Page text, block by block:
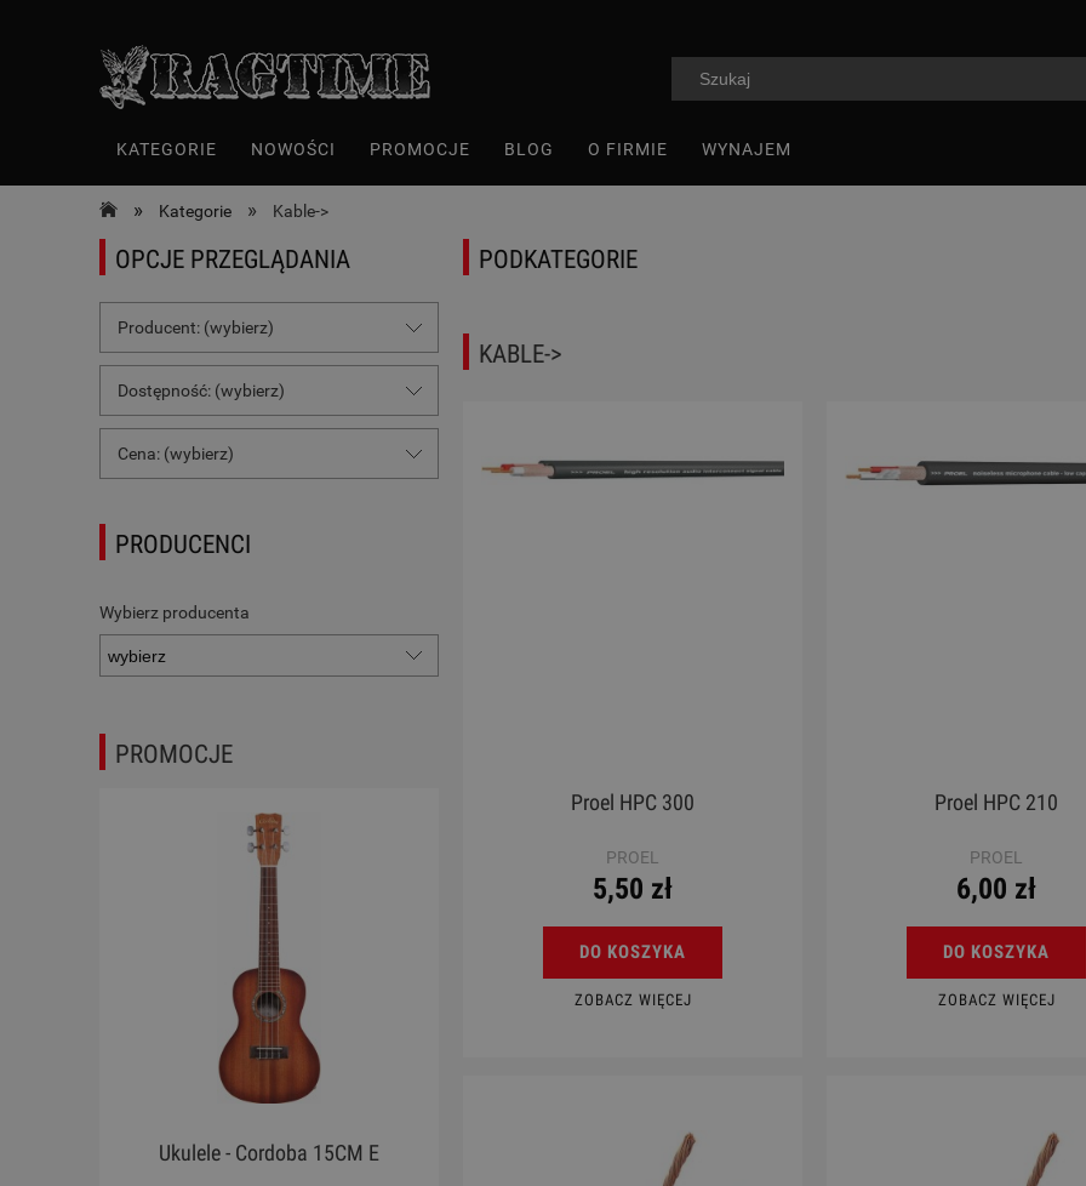
KATEGORIE NOWOŚCI PROMOCJE BLOG O FIRMIE WYNAJEM
» Kategorie » Kable->
OPCJE PRZEGLĄDANIA
Producent: (wybierz)
Dostępność: (wybierz)
Cena: (wybierz)
PRODUCENCI
Wybierz producenta
PROMOCJE
Ukulele - Cordoba 15CM E Ukulele - Chateau BAS01EX YL World Max CH7
PODKATEGORIE
KABLE->
Proel HPC 300
PROEL
5,50 zł
DO KOSZYKA
ZOBACZ WIĘCEJ
Proel HPC 210
PROEL
6,00 zł
DO KOSZYKA
ZOBACZ WIĘCEJ